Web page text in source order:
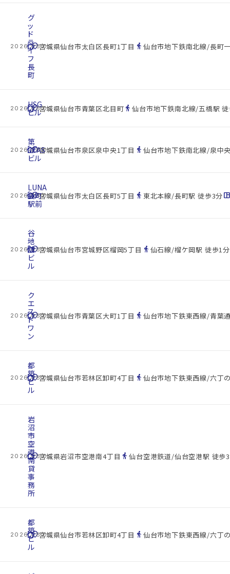
2026.08.09
cottage
グ
ッ
ド
ラ
イ
フ
長
町
location_on宮城県仙台市太白区長町1丁目 directions_walk 仙台市地下鉄南北線/長町
2026.08.09
cottage
HSG
ビル
location_on宮城県仙台市青葉区北目町 directions_walk仙台市地下鉄南北線/五橋駅
2026.08.09
cottage
第
3TAS
ビル
location_on宮城県仙台市泉区泉中央1丁目 directions_walk 仙台市地下鉄南北線/泉中
2026.08.09
cottage
LUNA
長町
駅前
location_on宮城県仙台市太白区長町5丁目 directions_walk 東北本線/長町駅 徒歩3分
2026.08.09
cottage
谷
地
舘
ビ
ル
location_on宮城県仙台市宮城野区榴岡5丁目 directions_walk 仙石線/榴ケ岡駅 徒歩1分
2026.08.09
cottage
ク
エ
ス
ト
ワ
ン
location_on宮城県仙台市青葉区大町1丁目 directions_walk 仙台市地下鉄東西線/青葉
2026.08.09
cottage
都
築
ビ
ル
location_on宮城県仙台市若林区卸町4丁目 directions_walk 仙台市地下鉄東西線/六丁
2026.08.09
cottage
岩
沼
市
空
港
南
貸
事
務
所
location_on宮城県岩沼市空港南4丁目 directions_walk仙台空港鉄道/仙台空港駅 徒歩
2026.08.09
cottage
都
築
ビ
ル
location_on宮城県仙台市若林区卸町4丁目 directions_walk 仙台市地下鉄東西線/六丁